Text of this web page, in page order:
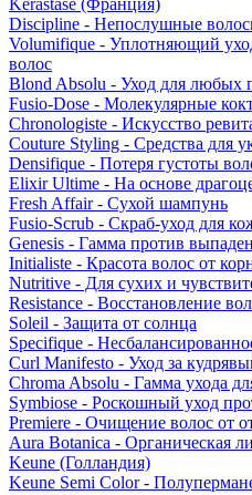
Kerastase (Франция)
Discipline - Непослушные
Volumifique - Уплотняющий
волос
Blond Absolu - Уход для любых
Fusio-Dose - Молекулярные
Chronologiste - Искусство
Couture Styling - Средства для
Densifique - Потеря густоты
Elixir Ultime - На основе
Fresh Affair - Сухой шампунь
Fusio-Scrub - Скраб-уход для
Genesis - Гамма против
Initialiste - Красота волос от
Nutritive - Для сухих и
Resistance - Восстановление
Soleil - Защита от солнца
Specifique -
Curl Manifesto - Уход за
Chroma Absolu - Гамма ухода
Symbiose - Роскошный уход
Premiere - Очищение волос от
Aura Botanica - Органическая
Keune (Голландия)
Keune Semi Color -